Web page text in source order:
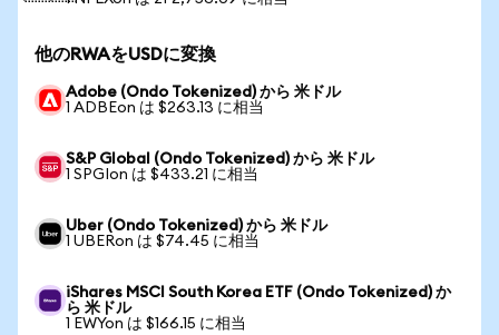
他のRWAをUSDに変換
Adobe (Ondo Tokenized) から 米ドル
1 ADBEon は $263.13 に相当
S&P Global (Ondo Tokenized) から 米ドル
1 SPGIon は $433.21 に相当
Uber (Ondo Tokenized) から 米ドル
1 UBERon は $74.45 に相当
iShares MSCI South Korea ETF (Ondo Tokenized) か
ら 米ドル
1 EWYon は $166.15 に相当